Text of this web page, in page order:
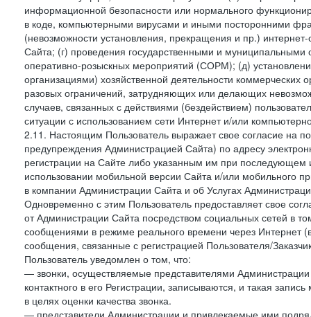
информационной безопасности или нормального
в коде, компьютерными вирусами и иными посторонними
(невозможности установления, прекращения и пр.)
Сайта; (г) проведения государственными и
оперативно-розыскных мероприятий (СОРМ); (д)
организациями) хозяйственной деятельности коммерческих
разовых ограничений, затрудняющих или делающих
случаев, связанных с действиями (бездействием)
ситуации с использованием сети Интернет и/или
2.11. Настоящим Пользователь выражает свое согласие на
предупреждения Администрацией Сайта) по адресу
регистрации на Сайте либо указанным им при
использовании мобильной версии Сайта и/или мобильного
в компании Администрации Сайта и об Услугах
Одновременно с этим Пользователь предоставляет свое
от Администрации Сайта посредством социальных сетей в
сообщениями в режиме реального времени через Интернет
сообщения, связанные с регистрацией Пользователя/
Пользователь уведомлен о том, что:
— звонки, осуществляемые представителями
контактного в его Регистрации, записываются, и такая
в целях оценки качества звонка.
— представители Администрации и привлекаемые ими